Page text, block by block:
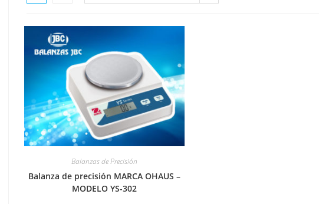
Balanzas de Precisión
Balanza de precisión MARCA OHAUS –
MODELO YS-302